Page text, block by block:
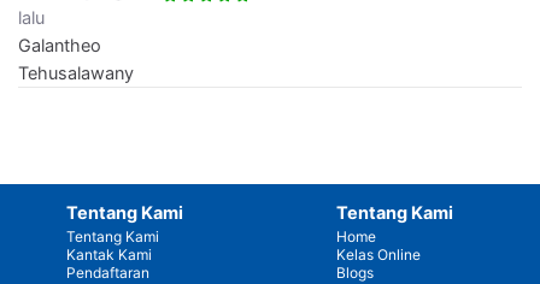
lalu
Galantheo
Tehusalawany
Tentang Kami
Tentang Kami
Kantak Kami
Pendaftaran
Tentang Kami
Home
Kelas Online
Blogs